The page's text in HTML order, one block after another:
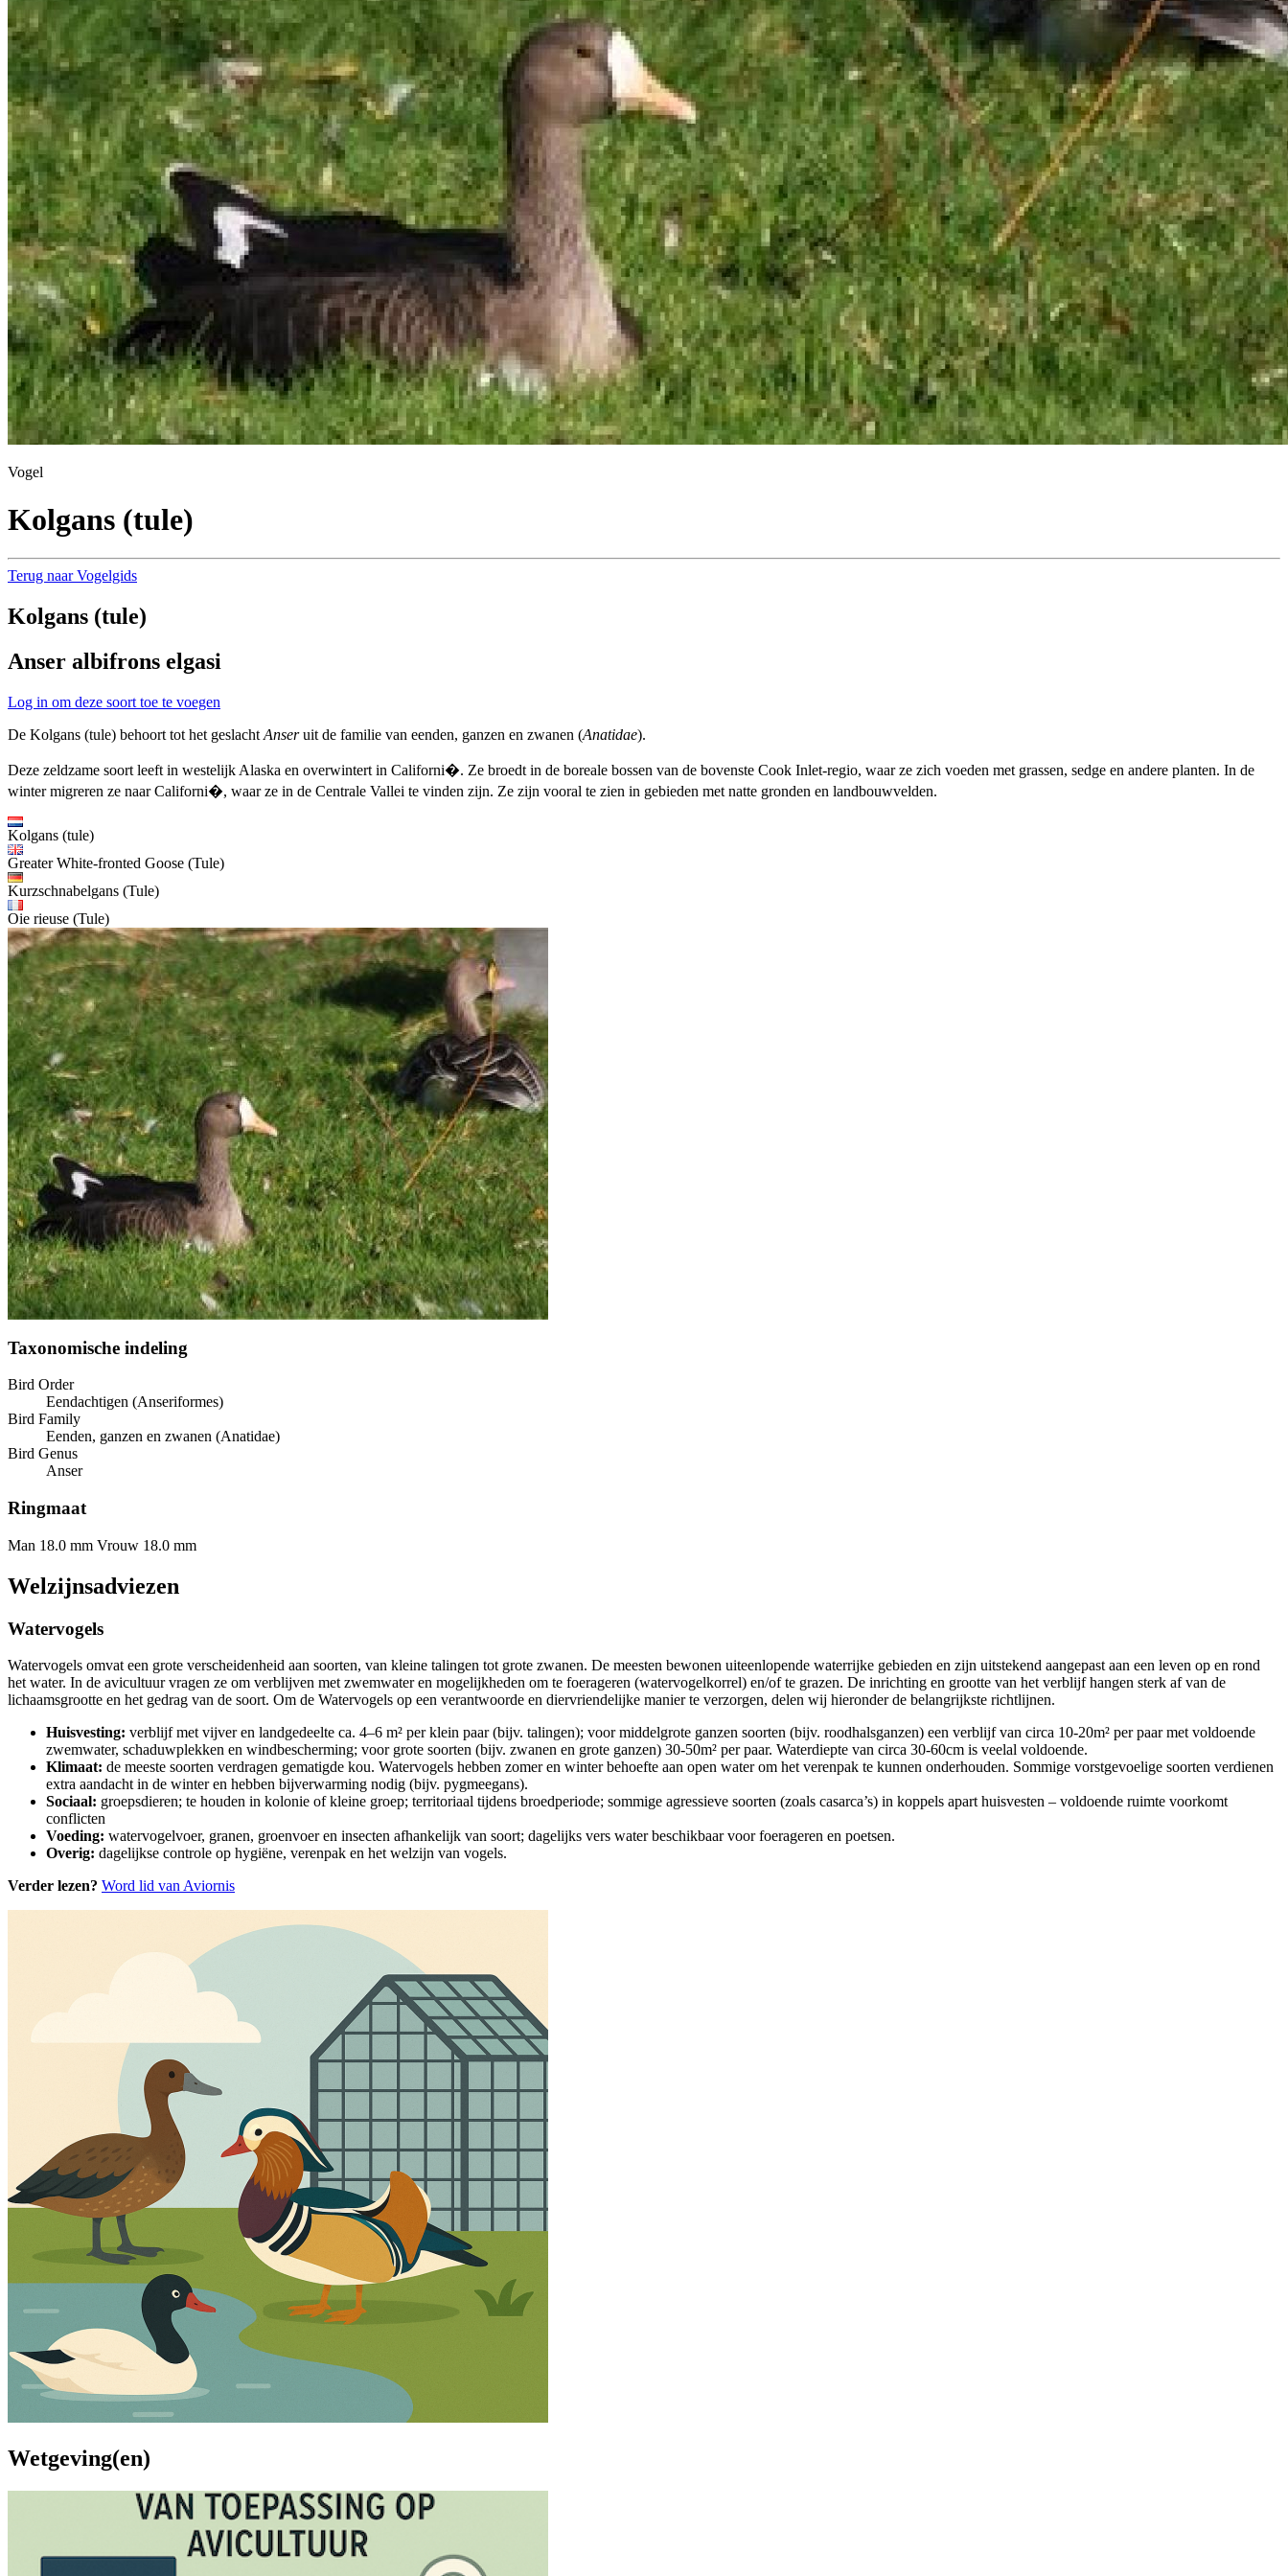
Vogel
Kolgans (tule)
Terug naar Vogelgids
Kolgans (tule)
Anser albifrons elgasi
Log in om deze soort toe te voegen
De Kolgans (tule) behoort tot het geslacht Anseruit de familie van eenden, ganzen en zwanen (Anatidae).
Deze zeldzame soort leeft in westelijk Alaska en overwintert in Californi�. Ze broedt in de boreale bossen van de bovenste Cook Inlet-regio, waar ze zich voeden met grassen, sedge en andere planten. In de
winter migreren ze naar Californi�, waar ze in de Centrale Vallei te vinden zijn. Ze zijn vooral te zien in gebieden met natte gronden en landbouwvelden.
Kolgans (tule)
Greater White-fronted Goose (Tule)
Kurzschnabelgans (Tule)
Oie rieuse (Tule)
Taxonomische indeling
Bird Order
Eendachtigen (Anseriformes)
Bird Family
Eenden, ganzen en zwanen (Anatidae)
Bird Genus
Anser
Ringmaat
Man 18.0 mm Vrouw 18.0 mm
Welzijnsadviezen
Watervogels
Watervogels omvat een grote verscheidenheid aan soorten, van kleine talingen tot grote zwanen. De meesten bewonen uiteenlopende waterrijke gebieden en zijn uitstekend aangepast aan een leven op en rond
het water. In de avicultuur vragen ze om verblijven met zwemwater en mogelijkheden om te foerageren (watervogelkorrel) en/of te grazen. De inrichting en grootte van het verblijf hangen sterk af van de
lichaamsgrootte en het gedrag van de soort. Om de Watervogels op een verantwoorde en diervriendelijke manier te verzorgen, delen wij hieronder de belangrijkste richtlijnen.
Huisvesting: verblijf met vijver en landgedeelte ca. 4–6 m² per klein paar (bijv. talingen); voor middelgrote ganzen soorten (bijv. roodhalsganzen) een verblijf van circa 10-20m² per paar met voldoende
zwemwater, schaduwplekken en windbescherming; voor grote soorten (bijv. zwanen en grote ganzen) 30-50m² per paar. Waterdiepte van circa 30-60cm is veelal voldoende.
Klimaat: de meeste soorten verdragen gematigde kou. Watervogels hebben zomer en winter behoefte aan open water om het verenpak te kunnen onderhouden. Sommige vorstgevoelige soorten verdienen
extra aandacht in de winter en hebben bijverwarming nodig (bijv. pygmeegans).
Sociaal: groepsdieren; te houden in kolonie of kleine groep; territoriaal tijdens broedperiode; sommige agressieve soorten (zoals casarca’s) in koppels apart huisvesten – voldoende ruimte voorkomt
conflicten
Voeding: watervogelvoer, granen, groenvoer en insecten afhankelijk van soort; dagelijks vers water beschikbaar voor foerageren en poetsen.
Overig: dagelijkse controle op hygiëne, verenpak en het welzijn van vogels.
Verder lezen? Word lid van Aviornis
Wetgeving(en)